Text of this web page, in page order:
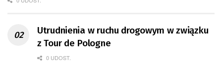
Utrudnienia w ruchu drogowym w związku
z Tour de Pologne
0 UDOST.